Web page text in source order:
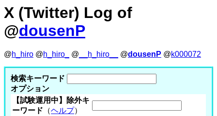
X (Twitter) Log of
@dousenP
@h_hiro @h_hiro_ @ __h_hiro__ @dousenP @k000072
検索キーワード
オプション
【試験運用中】除外キ
ーワード （ヘルプ）